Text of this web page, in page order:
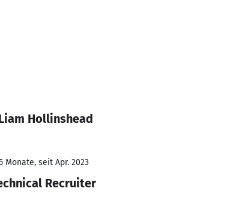
Hollinshead
Monate, seit Apr. 2023
Recruiter